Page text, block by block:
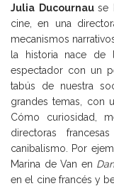
Julia Ducournause
cine, en una
mecanismos
la historia nace de
espectador con un
tabús de nuestra
grandes temas, con
Cómo curiosidad,
directoras
canibalismo. Por
Marina de Van en
en el cine francés y